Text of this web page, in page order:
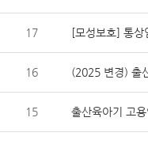
17 [모성보호] 통상
16 (2025 변경) 출
15 출산육아기 고